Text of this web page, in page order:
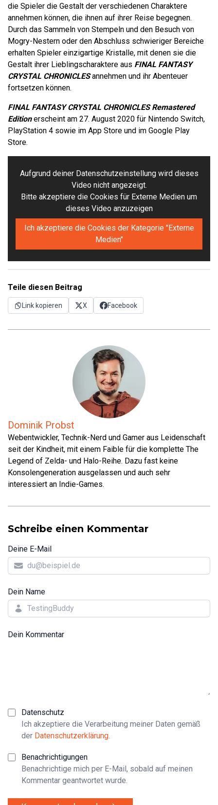
die Spieler die Gestalt der verschiedenen Charaktere
annehmen können, die ihnen auf ihrer Reise begegnen.
Durch das Sammeln von Stempeln und den Besuch von
Mogry-Nestern oder den Abschluss schwieriger Bereiche
erhalten Spieler einzigartige Kristalle, mit denen sie die
Gestalt ihrer Lieblingscharaktere aus FINAL FANTASY
CRYSTAL CHRONICLESannehmen und ihr Abenteuer
fortsetzen können.
FINAL FANTASY CRYSTAL CHRONICLES Remastered
Editionerscheint am 27. August 2020 für Nintendo Switch,
PlayStation 4 sowie im App Store und im Google Play
Store.
Aufgrund deiner Datenschutzeinstellung wird dieses
Video nicht angezeigt.
Bitte akzeptiere die Cookies für Externe Medien um
dieses Video anzuzeigen
Ich akzeptiere die Cookies der Kategorie "Externe
Medien"
Teile diesen Beitrag
Link kopieren X Facebook
Dominik Probst
Webentwickler, Technik-Nerd und Gamer aus Leidenschaft
seit der Kindheit, mit einem Faible für die komplette The
Legend of Zelda- und Halo-Reihe. Dazu fast keine
Konsolengeneration ausgelassen und auch sehr
interessiert an Indie-Games.
Schreibe einen Kommentar
Deine E-Mail
Dein Name
Dein Kommentar
Datenschutz
Ich akzeptiere die Verarbeitung meiner Daten gemäß
der Datenschutzerklärung.
Benachrichtigungen
Benachrichtige mich per E-Mail, sobald auf meinen
Kommentar geantwortet wurde.